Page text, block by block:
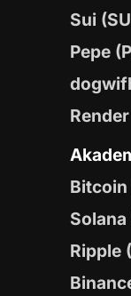
Sui
Pepe
Bitcoin
Ripple